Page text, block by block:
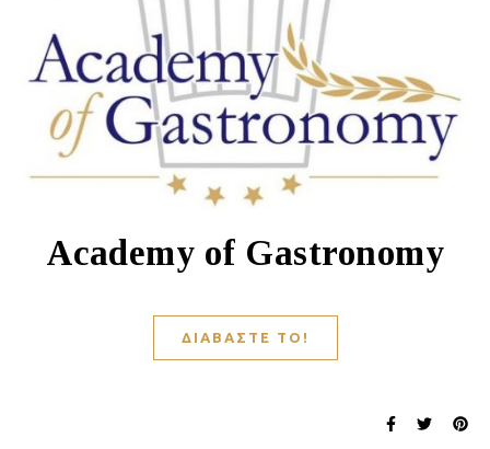
Academy of Gastronomy
ΔΙΑΒΆΣΤΕ ΤΟ!